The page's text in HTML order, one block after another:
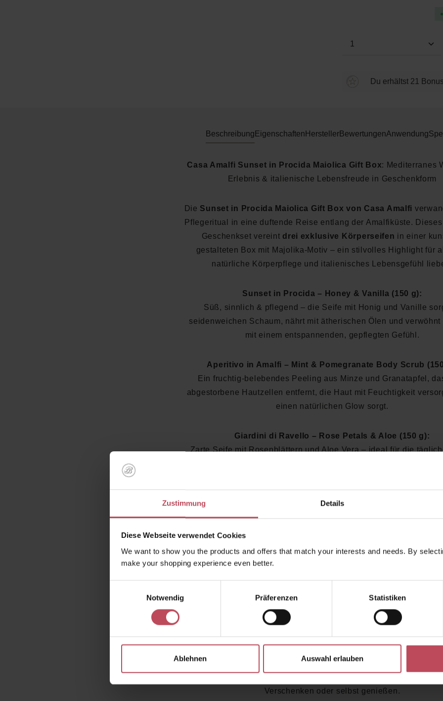
Zustimmung Details
Diese Webseite verwendet Cookies
We want to show you the products and offers that match your interests and needs. By
make your shopping experience even better.
Notwendig
Präferenzen Statistiken
Ablehnen Auswahl erlauben
Produkt Anzahl:
Du erhältst 21
Beschreibung Eigenschaften HerstellerBewertungenAnwendung
Casa Amalfi Sunset in Procida Maiolica Gift Box: Mediterranes
Erlebnis & italienische Lebensfreude in Geschenkform
Die Sunset in Procida Maiolica Gift Box von Casa Amalfi
Pflegeritual in eine duftende Reise entlang der Amalfiküste.
Geschenkset vereint drei exklusive Körperseifen in einer
gestalteten Box mit Majolika-Motiv – ein stilvolles Highlight für
natürliche Körperpflege und italienisches Lebensgefühl
Sunset in Procida – Honey & Vanilla (150 g):
Süß, sinnlich & pflegend – die Seife mit Honig und Vanille
seidenweichen Schaum, nährt mit ätherischen Ölen und verwöhnt
mit einem entspannenden, gepflegten Gefühl.
Aperitivo in Amalfi – Mint & Pomegranate Body Scrub
Ein fruchtig-belebendes Peeling aus Minze und Granatapfel,
abgestorbene Hautzellen entfernt, die Haut mit Feuchtigkeit
einen natürlichen Glow sorgt.
Giardini di Ravello – Rose Petals & Aloe (150 g):
Zarte Seife mit Rosenblättern und Aloe Vera – ideal für die
Peelingpartikeln
Sanfte Reinigung, Peeling & intensive Pflege– für alle
Stilvolles Geschenk
für Liebhaber italienischer Lebensfreude &
Wie sorgt die Sunset in Procida Maiolica Gift Box von Casa
dass jeder Tag nach mediterranem Sommer duftet und
pflegenden Seifen und kunstvollem Design macht jede
Verschenken oder selbst genießen.